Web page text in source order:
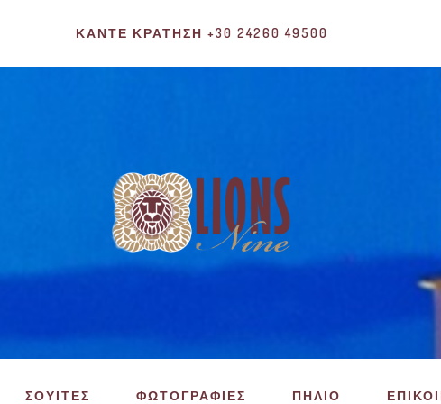
ΚΆΝΤΕ ΚΡΆΤΗΣΗ +30 24260 49500
ΣΟΥΙΤΕΣ ΦΩΤΟΓΡΑΦΙΕΣ ΠΗΛΙΟ